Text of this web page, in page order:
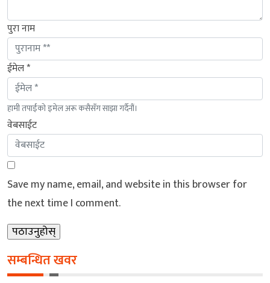
पुरा नाम
ईमेल *
हामी तपाईंको इमेल अरू कसैसँग साझा गर्दैनौं।
वेबसाईट
Save my name, email, and website in this browser for
the next time I comment.
सम्बन्धित खवर